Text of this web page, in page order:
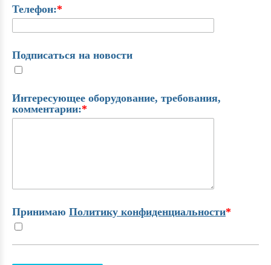
Телефон:*
Подписаться на новости
Интересующее оборудование, требования,
комментарии:*
Принимаю Политику конфиденциальности*